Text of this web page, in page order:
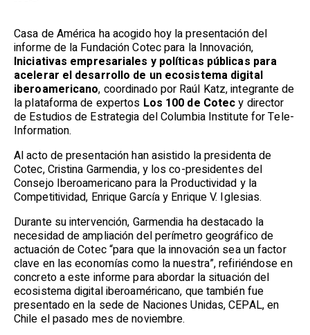
Casa de América ha acogido hoy la presentación del
informe de la Fundación Cotec para la Innovación,
Iniciativas empresariales y políticas públicas para
acelerar el desarrollo de un ecosistema digital
iberoamericano, coordinado por Raúl Katz, integrante de
la plataforma de expertos Los 100 de Cotecy director
de Estudios de Estrategia del Columbia Institute for Tele-
Information.
Al acto de presentación han asistido la presidenta de
Cotec, Cristina Garmendia, y los co-presidentes del
Consejo Iberoamericano para la Productividad y la
Competitividad, Enrique García y Enrique V. Iglesias.
Durante su intervención, Garmendia ha destacado la
necesidad de ampliación del perímetro geográfico de
actuación de Cotec “para que la innovación sea un factor
clave en las economías como la nuestra”, refiriéndose en
concreto a este informe para abordar la situación del
ecosistema digital iberoaméricano, que también fue
presentado en la sede de Naciones Unidas, CEPAL, en
Chile el pasado mes de noviembre.